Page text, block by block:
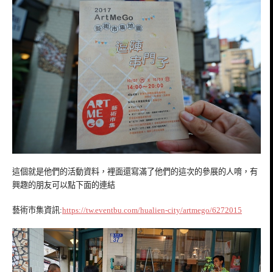
這個就是他們的活動資料，裡面還寫滿了他們的這次的參展的人唷，有
興趣的朋友可以點下面的連結
藝術市集資訊:https://tw.eventbu.com/hualien-city/artmego/6272015